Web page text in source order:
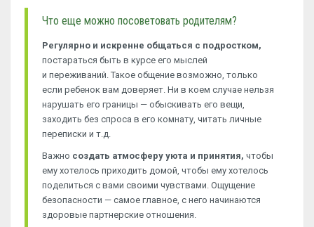
Что еще можно посоветовать родителям?
Регулярно и искренне общаться с подростком,
постараться быть в курсе его мыслей
и переживаний. Такое общение возможно, только
если ребенок вам доверяет. Ни в коем случае нельзя
нарушать его границы — обыскивать его вещи,
заходить без спроса в его комнату, читать личные
переписки и т.д.
Важно создать атмосферу уюта и принятия, чтобы
ему хотелось приходить домой, чтобы ему хотелось
поделиться с вами своими чувствами. Ощущение
безопасности — самое главное, с него начинаются
здоровые партнерские отношения.